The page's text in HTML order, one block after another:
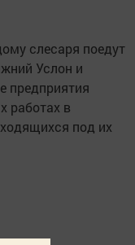
слесаря поедут
Услон и
предприятия
работах в
под их